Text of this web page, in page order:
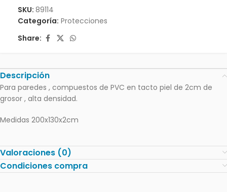
SKU: 89114
Categoría: Protecciones
Share:
Descripción
Para paredes , compuestos de PVC en tacto piel de 2cm de
grosor , alta densidad.
Medidas 200x130x2cm
Valoraciones (0)
Condiciones compra